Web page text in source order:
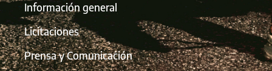
Información general
Licitaciones
Prensa y Comunicación